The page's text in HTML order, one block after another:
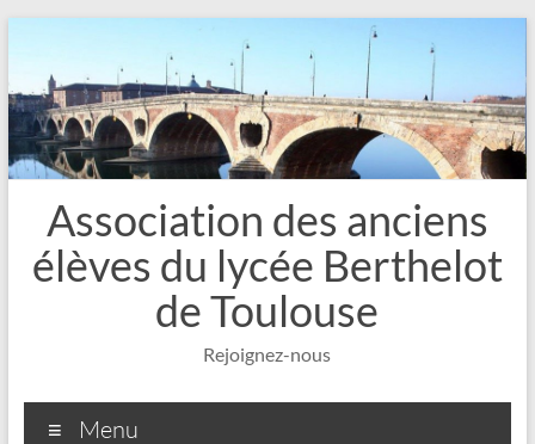
contenu
Association des anciens
élèves du lycée Berthelot
de Toulouse
Rejoignez-nous
Menu